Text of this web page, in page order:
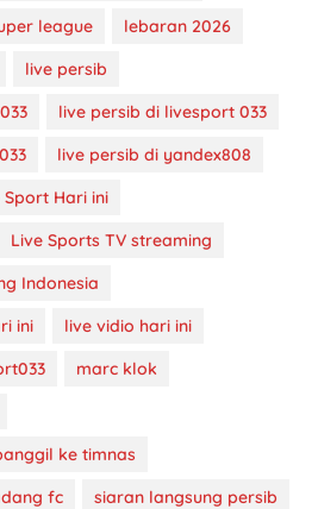
league
lebaran 2026
live persib
live persib di livesport 033
live persib di yandex808
Sport Hari ini
Live Sports TV streaming
Indonesia
ini
live vidio hari ini
marc klok
ke timnas
fc
siaran langsung persib